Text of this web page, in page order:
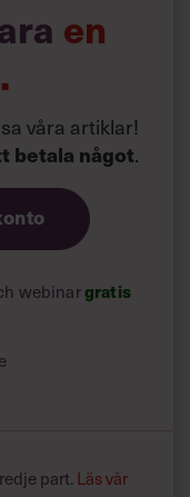
en
våra artiklar!
betala något.
webinargratis
part. Läs vår